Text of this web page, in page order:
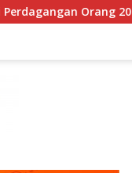
untuk Memberantas